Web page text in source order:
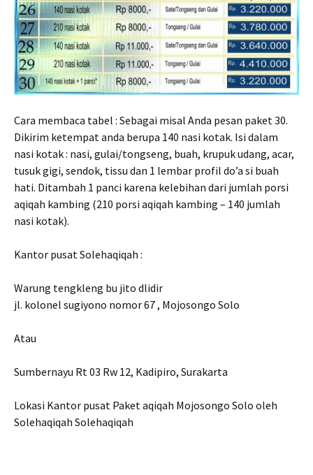
Cara membaca tabel : Sebagai misal Anda pesan paket 30.
Dikirim ketempat anda berupa 140 nasi kotak. Isi dalam
nasi kotak : nasi, gulai/tongseng, buah, krupuk udang, acar,
tusuk gigi, sendok, tissu dan 1 lembar profil do’a si buah
hati. Ditambah 1 panci karena kelebihan dari jumlah porsi
aqiqah kambing (210 porsi aqiqah kambing – 140 jumlah
nasi kotak).
Kantor pusat Solehaqiqah :
Warung tengkleng bu jito dlidir
jl. kolonel sugiyono nomor 67 , Mojosongo Solo
Atau
Sumbernayu Rt 03 Rw 12, Kadipiro, Surakarta
Lokasi Kantor pusat Paket aqiqah Mojosongo Solo oleh
Solehaqiqah Solehaqiqah